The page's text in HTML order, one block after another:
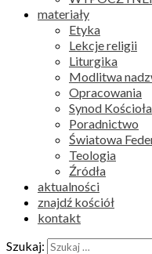
materiały
Etyka
Lekcje religii
Liturgika
Modlitwa
Opracowania
Synod Kościoła
Poradnictwo
Światowa
Teologia
Źródła
aktualności
znajdź kościół
kontakt
Szukaj: